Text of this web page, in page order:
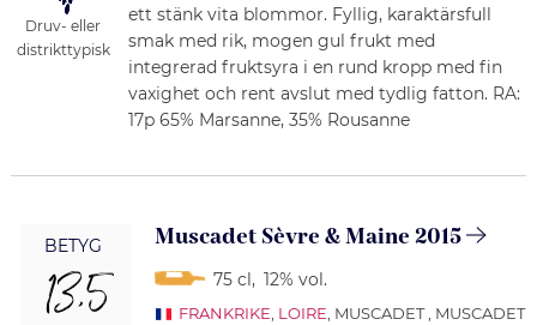
Druv- eller
distrikttypisk
ett stänk vita blommor. Fyllig, karaktärsfull
smak med rik, mogen gul frukt med
integrerad fruktsyra i en rund kropp med fin
vaxighet och rent avslut med tydlig fatton. RA:
17p 65% Marsanne, 35% Rousanne
BETYG
13,5
Muscadet Sèvre & Maine 2015
75 cl, 12% vol.
FRANKRIKE LOIRE , MUSCADET , MUSCADET